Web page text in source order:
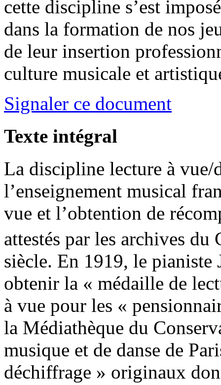
cette discipline s’est
dans la formation de nos
de leur insertion
culture musicale et
Signaler ce document
Texte intégral
La discipline lecture à vue/
l’enseignement musical
vue et l’obtention de
attestés par les archives
siècle. En 1919, le pianiste
obtenir la « médaille de
à vue pour les «
la Médiathèque du
musique et de danse de
déchiffrage » originaux